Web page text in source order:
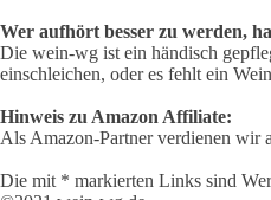
Wer aufhört besser zu werden,
Die wein-wg ist ein händisch
einschleichen, oder es fehlt ein
Hinweis zu Amazon Affiliate:
Als Amazon-Partner verdienen wir
Die mit * markierten Links sind